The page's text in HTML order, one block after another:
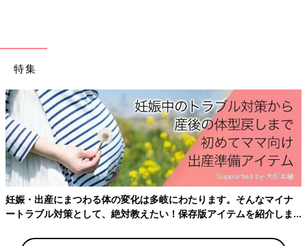
子育てで得たスキルは必ずキャリアに活きると櫻木さんは言いま
す。限られた時間の中で、大切なものを見極めることで、充実し
た毎日を手に入れられるに違いありません。
櫻木友紀さん（さくらぎゆき）
特集
妊娠・出産にまつわる体の変化は多岐にわたります。そんなマイナ
ートラブル対策として、絶対教えたい！保存版アイテムを紹介しま